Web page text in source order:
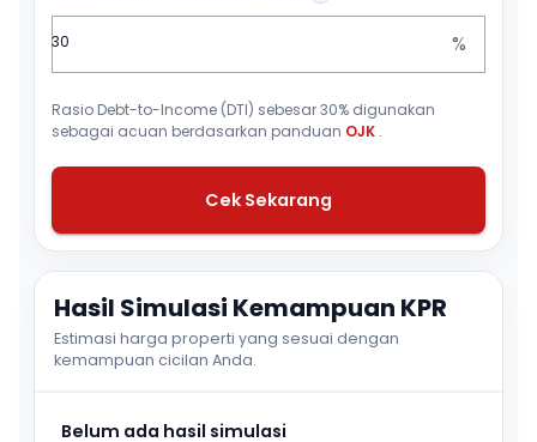
%
Rasio Debt-to-Income (DTI) sebesar 30% digunakan
sebagai acuan berdasarkan panduan OJK .
Cek Sekarang
Hasil Simulasi Kemampuan KPR
Estimasi harga properti yang sesuai dengan
kemampuan cicilan Anda.
Belum ada hasil simulasi